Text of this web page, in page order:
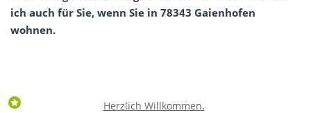
ich auch für Sie, wenn Sie in 78343 Gaienhofen
wohnen.
Herzlich Willkommen.